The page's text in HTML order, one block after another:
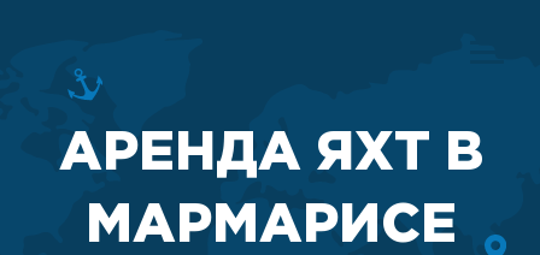
АРЕНДА ЯХТ В
МАРМАРИСЕ